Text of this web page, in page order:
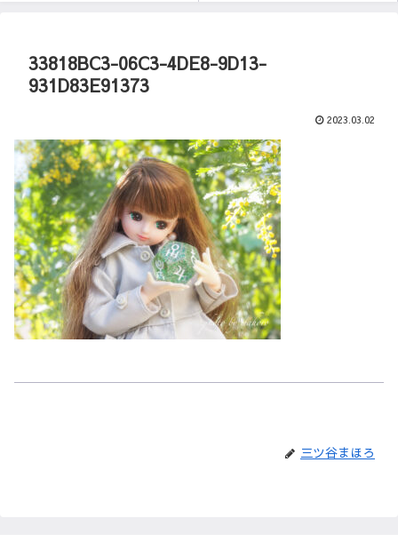
33818BC3-06C3-4DE8-9D13-
931D83E91373
2023.03.02
三ツ谷まほろ